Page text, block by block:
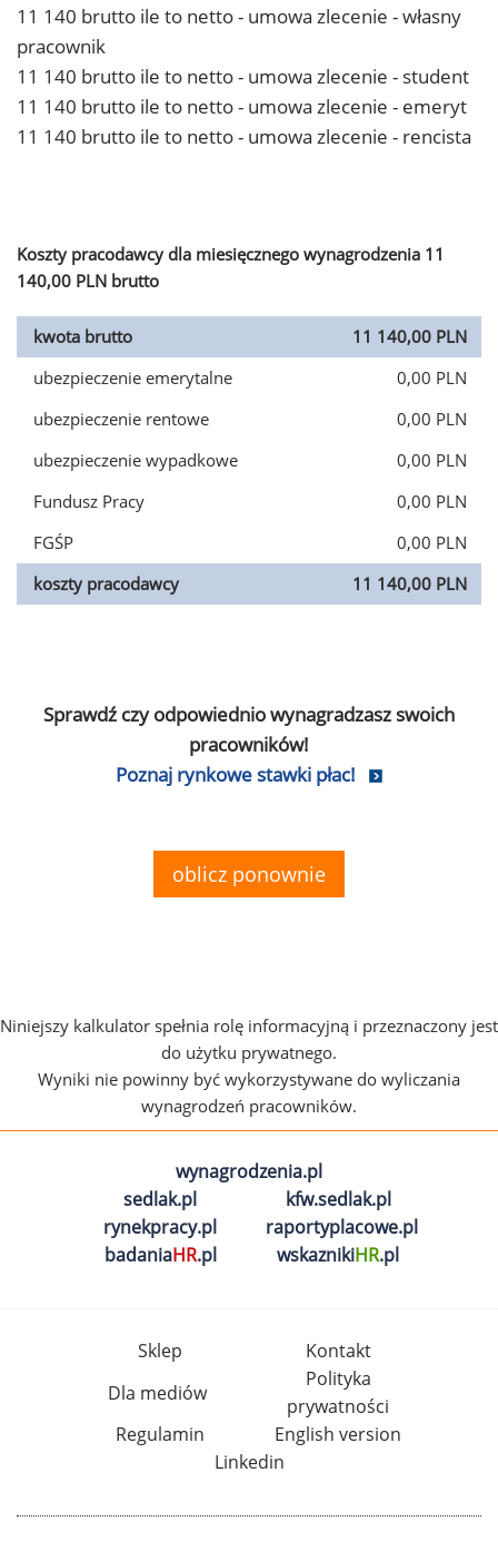
11 140 brutto ile to netto - umowa zlecenie - własny
pracownik
11 140 brutto ile to netto - umowa zlecenie - student
11 140 brutto ile to netto - umowa zlecenie - emeryt
11 140 brutto ile to netto - umowa zlecenie - rencista
Koszty pracodawcy dla miesięcznego wynagrodzenia 11
140,00 PLN brutto
kwota brutto
11 140,00 PLN
ubezpieczenie emerytalne
0,00 PLN
ubezpieczenie rentowe
0,00 PLN
ubezpieczenie wypadkowe
0,00 PLN
Fundusz Pracy
0,00 PLN
FGŚP
0,00 PLN
koszty pracodawcy
11 140,00 PLN
Sprawdź czy odpowiednio wynagradzasz swoich
pracowników!
Poznaj rynkowe stawki płac!
oblicz ponownie
Niniejszy kalkulator spełnia rolę informacyjną i przeznaczony jest
do użytku prywatnego.
Wyniki nie powinny być wykorzystywane do wyliczania
wynagrodzeń pracowników.
wynagrodzenia.pl
sedlak.pl
kfw.sedlak.pl
rynekpracy.pl
raportyplacowe.pl
badaniaHR.pl wskaznikiHR.pl
Sklep
Kontakt
Dla mediów
Polityka
prywatności
Regulamin
English version
Linkedin